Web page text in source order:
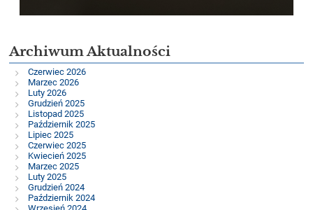
Archiwum Aktualności
Czerwiec 2026
Marzec 2026
Luty 2026
Grudzień 2025
Listopad 2025
Październik 2025
Lipiec 2025
Czerwiec 2025
Kwiecień 2025
Marzec 2025
Luty 2025
Grudzień 2024
Październik 2024